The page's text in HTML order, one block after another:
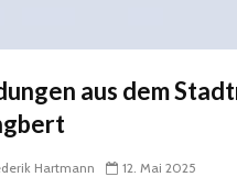
aus dem
Hartmann 12. Mai 2025